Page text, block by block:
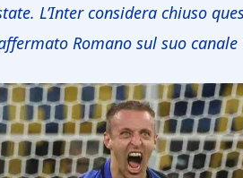
L’Inter considera chiuso
Romano sul suo canale